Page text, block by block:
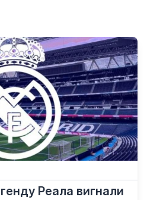
Реала вигнали